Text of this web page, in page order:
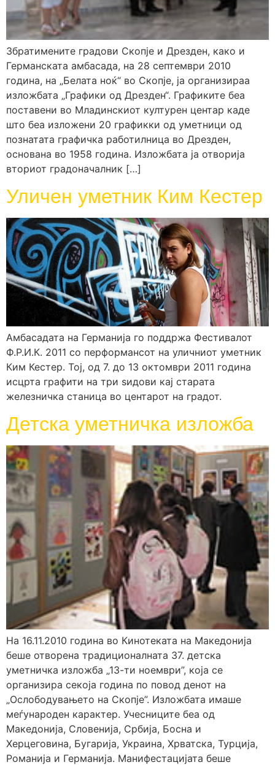
Збратимените градови Скопје и Дрезден, како и
Германската амбасада, на 28 септември 2010
година, на „Белата ноќ“ во Скопје, ја организираа
изложбата „Графики од Дрезден“. Графиките беа
поставени во Младинскиот културен центар каде
што беа изложени 20 графикки од уметници од
познатата графичка работилница во Дрезден,
основана во 1958 година. Изложбата ја отворија
вториот градоначалник […]
Уличен уметник Ким Кестер
Амбасадата на Германија го поддржа Фестивалот
Ф.Р.И.К. 2011 со перформансот на уличниот уметник
Ким Кестер. Тој, од 7. до 13 октомври 2011 година
исцрта графити на три ѕидови кај старата
железничка станица во центарот на градот.
Детска уметничка изложба
На 16.11.2010 година во Кинотеката на Македонија
беше отворена традиционалната 37. детска
уметничка изложба „13-ти ноември”, која се
организира секоја година по повод денот на
„Ослободувањето на Скопје”. Изложбата имаше
меѓународен карактер. Учесниците беа од
Македонија, Словенија, Србија, Босна и
Херцеговина, Бугарија, Украина, Хрватска, Турција,
Романија и Германија. Манифестацијата беше